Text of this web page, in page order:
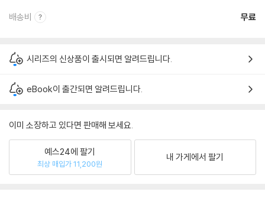
배송비 무료
시리즈의 신상품이 출시되면 알려드립니다.
eBook이 출간되면 알려드립니다.
이미 소장하고 있다면 판매해 보세요.
예스24에 팔기
최상 매입가 11,200원
내 가게에서 팔기